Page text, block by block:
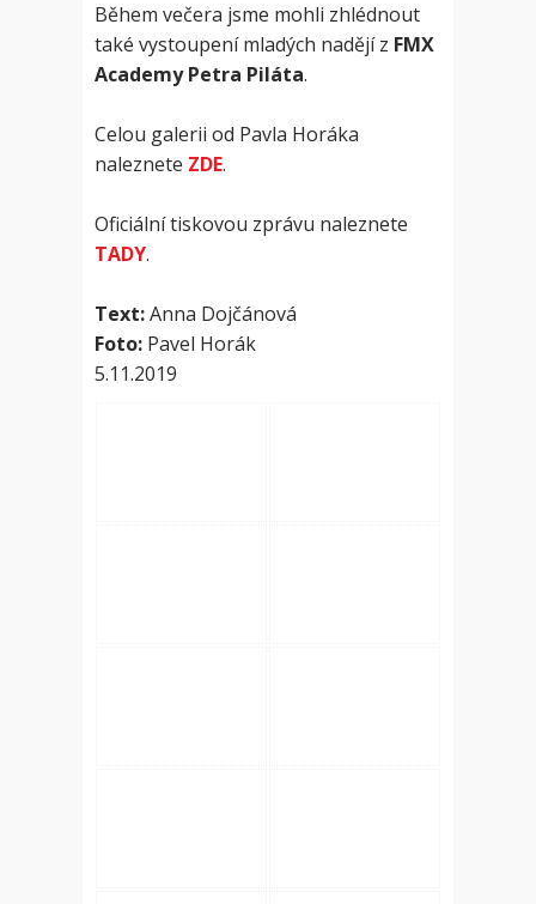
Během večera jsme mohli zhlédnout
také vystoupení mladých nadějí z FMX
Academy Petra Piláta.
Celou galerii od Pavla Horáka
naleznete ZDE.
Oficiální tiskovou zprávu naleznete
TADY.
Text:Anna Dojčánová
Foto: Pavel Horák
5.11.2019